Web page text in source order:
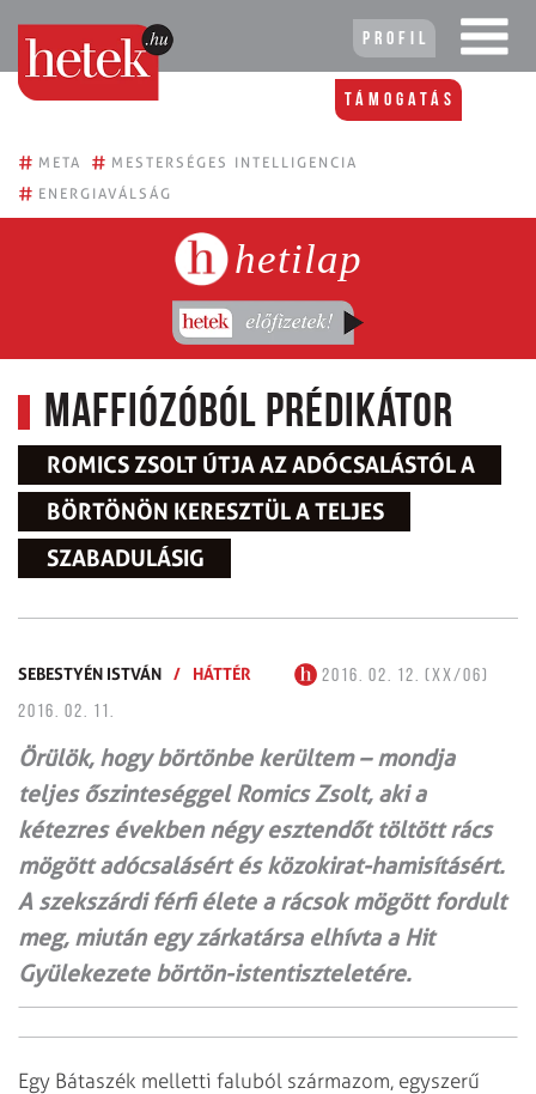
Profil
Támogatás
# META # MESTERSÉGES INTELLIGENCIA
# ENERGIAVÁLSÁG
hetilap
Maffiózóból prédikátor
ROMICS ZSOLT ÚTJA AZ ADÓCSALÁSTÓL A
BÖRTÖNÖN KERESZTÜL A TELJES
SZABADULÁSIG
SEBESTYÉN ISTVÁN / HÁTTÉR
2016. 02. 12. (XX/06)
2016. 02. 11.
Örülök, hogy börtönbe kerültem – mondja
teljes őszinteséggel Romics Zsolt, aki a
kétezres években négy esztendőt töltött rács
mögött adócsalásért és közokirat-hamisításért.
A szekszárdi férfi élete a rácsok mögött fordult
meg, miután egy zárkatársa elhívta a Hit
Gyülekezete börtön-istentiszteletére.
Egy Bátaszék melletti faluból származom, egyszerű